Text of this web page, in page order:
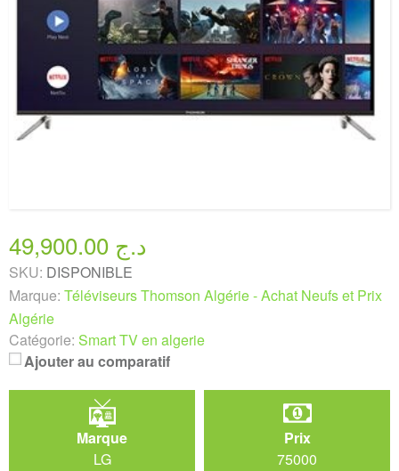
49,900.00 د.ج
SKU: DISPONIBLE
Marque: Téléviseurs Thomson Algérie - Achat Neufs et Prix
Algérie
Catégorie: Smart TV en algerie
Ajouter au comparatif
Marque
LG
Prix
75000